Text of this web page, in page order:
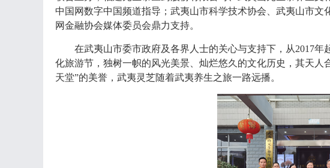
中国网数字中国频道指导；武夷山市科学技术协会、武夷山市
网金融协会媒体委员会鼎力支持。
在武夷山市委市政府及各界人士的关心与支持下，从2017年
化旅游节，独树一帜的风光美景、灿烂悠久的文化历史，其天人
天堂”的美誉，武夷灵芝随着武夷养生之旅一路远播。